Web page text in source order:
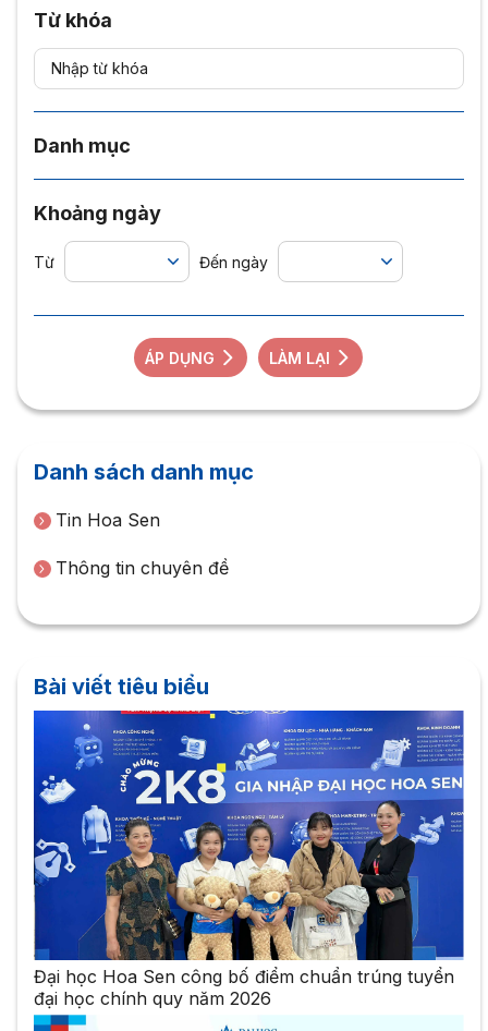
Từ khóa
Danh mục
Khoảng ngày
Từ Đến ngày
ÁP DỤNG LÀM LẠI
Danh sách danh mục
Tin Hoa Sen
Thông tin chuyên đề
Bài viết tiêu biểu
Đại học Hoa Sen công bố điểm chuẩn trúng tuyển
đại học chính quy năm 2026